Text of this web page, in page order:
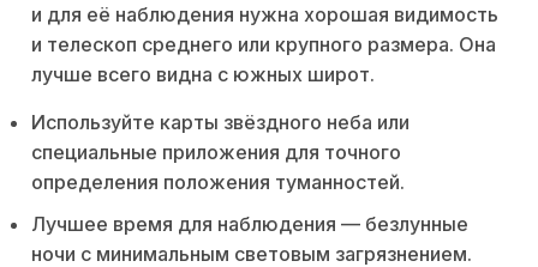
и для её наблюдения нужна хорошая видимость
и телескоп среднего или крупного размера. Она
лучше всего видна с южных широт.
Используйте карты звёздного неба или
специальные приложения для точного
определения положения туманностей.
Лучшее время для наблюдения — безлунные
ночи с минимальным световым загрязнением.